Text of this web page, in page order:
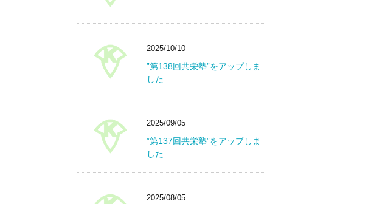
2025/10/10
”第138回共栄塾”をアップしま
した
2025/09/05
”第137回共栄塾”をアップしま
した
2025/08/05